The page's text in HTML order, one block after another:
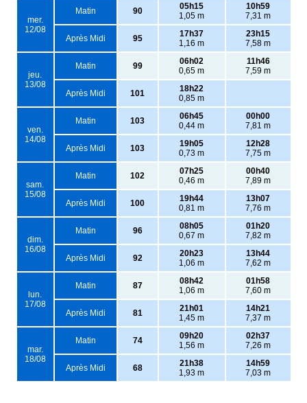
mer.
12/08
Matin 90
05h15
1,05 m
10h59
7,31 m
Après Midi 95
17h37
1,16 m
23h15
7,58 m
jeu.
13/08
Matin 99
06h02
0,65 m
11h46
7,59 m
Après Midi 101
18h22
0,85 m
ven.
14/08
Matin 103
06h45
0,44 m
00h00
7,81 m
Après Midi 103
19h05
0,73 m
12h28
7,75 m
sam.
15/08
Matin 102
07h25
0,46 m
00h40
7,89 m
Après Midi 100
19h44
0,81 m
13h07
7,76 m
dim.
16/08
Matin 96
08h05
0,67 m
01h20
7,82 m
Après Midi 92
20h23
1,06 m
13h44
7,62 m
lun.
17/08
Matin 87
08h42
1,06 m
01h58
7,60 m
Après Midi 81
21h01
1,45 m
14h21
7,37 m
mar.
18/08
Matin 74
09h20
1,56 m
02h37
7,26 m
Après Midi 68
21h38
1,93 m
14h59
7,03 m